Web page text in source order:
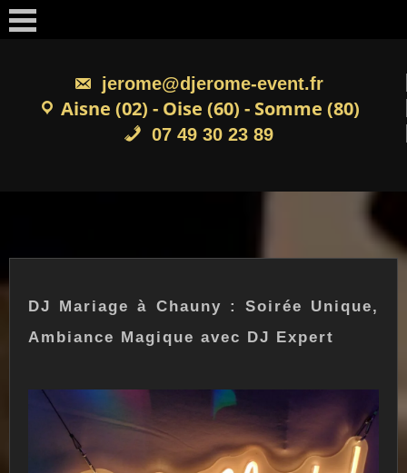
Skip
to
content
jerome@djerome-event.fr
Aisne (02) - Oise (60) - Somme (80)
07 49 30 23 89
DJ Mariage à Chauny : Soirée Unique,
Ambiance Magique avec DJ Expert